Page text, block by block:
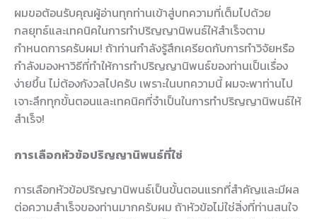
ผมขอต้อนรับคุณผู้อ่านทุกท่านเข้าสู่บทความที่เต็มไปด้วย
กลยุทธ์และเทคนิคในการทำปริญญานิพนธ์ให้สำเร็จตาม
กำหนดการครับผม! ถ้าท่านกำลังรู้สึกเครียดกับการทำวิจัยหรือ
กำลังมองหาวิธีที่ทำให้การทำปริญญานิพนธ์ของท่านเป็นเรื่อง
ง่ายขึ้น ไม่ต้องกังวลไปครับ เพราะในบทความนี้ ผมจะพาท่านไป
เจาะลึกทุกขั้นตอนและเทคนิคที่จำเป็นในการทำปริญญานิพนธ์ให้
สำเร็จ!
การเลือกหัวข้อปริญญานิพนธ์ที่ใช่
การเลือกหัวข้อปริญญานิพนธ์เป็นขั้นตอนแรกที่สำคัญและมีผล
ต่อความสำเร็จของท่านมากครับผม ถ้าหัวข้อไม่ใช่สิ่งที่ท่านสนใจ